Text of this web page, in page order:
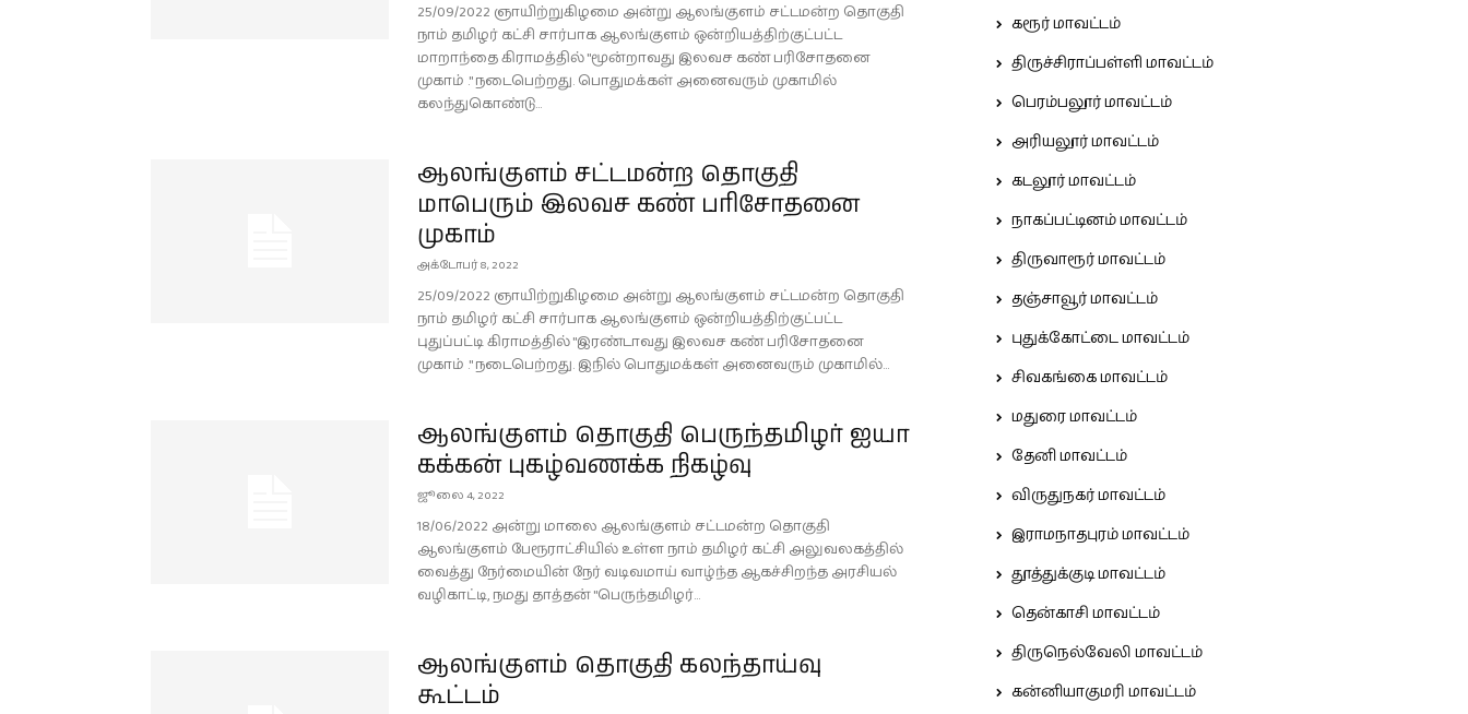
25/09/2022 ஞாயிற்றுகிழமை அன்று ஆலங்குளம் சட்டமன்ற தொகுதி
நாம் தமிழர் கட்சி சார்பாக ஆலங்குளம் ஒன்றியத்திற்குட்பட்ட
மாறாந்தை கிராமத்தில் "மூன்றாவது இலவச கண் பரிசோதனை
முகாம் ." நடைபெற்றது. பொதுமக்கள் அனைவரும் முகாமில்
கலந்துகொண்டு...
ஆலங்குளம் சட்டமன்ற தொகுதி
மாபெரும் இலவச கண் பரிசோதனை
முகாம்
அக்டோபர் 8, 2022
25/09/2022 ஞாயிற்றுகிழமை அன்று ஆலங்குளம் சட்டமன்ற தொகுதி
நாம் தமிழர் கட்சி சார்பாக ஆலங்குளம் ஒன்றியத்திற்குட்பட்ட
புதுப்பட்டி கிராமத்தில் "இரண்டாவது இலவச கண் பரிசோதனை
முகாம் ." நடைபெற்றது. இநில் பொதுமக்கள் அனைவரும் முகாமில்...
ஆலங்குளம் தொகுதி பெருந்தமிழர் ஐயா
கக்கன் புகழ்வணக்க நிகழ்வு
ஜூலை 4, 2022
18/06/2022 அன்று மாலை ஆலங்குளம் சட்டமன்ற தொகுதி
ஆலங்குளம் பேரூராட்சியில் உள்ள நாம் தமிழர் கட்சி அலுவலகத்தில்
வைத்து நேர்மையின் நேர் வடிவமாய் வாழ்ந்த ஆகச்சிறந்த அரசியல்
வழிகாட்டி, நமது தாத்தன் "பெருந்தமிழர்...
ஆலங்குளம் தொகுதி கலந்தாய்வு
கூட்டம்
கரூர் மாவட்டம்
திருச்சிராப்பள்ளி மாவட்டம்
பெரம்பலூர் மாவட்டம்
அரியலூர் மாவட்டம்
கடலூர் மாவட்டம்
நாகப்பட்டினம் மாவட்டம்
திருவாரூர் மாவட்டம்
தஞ்சாவூர் மாவட்டம்
புதுக்கோட்டை மாவட்டம்
சிவகங்கை மாவட்டம்
மதுரை மாவட்டம்
தேனி மாவட்டம்
விருதுநகர் மாவட்டம்
இராமநாதபுரம் மாவட்டம்
தூத்துக்குடி மாவட்டம்
தென்காசி மாவட்டம்
திருநெல்வேலி மாவட்டம்
கன்னியாகுமரி மாவட்டம்